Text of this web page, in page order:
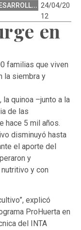
24/04/20
12
en
familias que viven
la siembra y
la quinoa –junto a la
de las
hace 5 mil años.
disminuyó hasta
el aporte del
y
y con
explicó
ProHuerta en
del INTA